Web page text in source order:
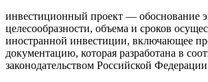
инвестиционный проект — обоснование
целесообразности, объема и сроков
иностранной инвестиции, включающее
документацию, которая разработана в
законодательством Российской